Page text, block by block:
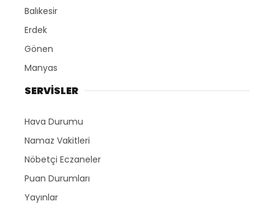
Balıkesir
Erdek
Gönen
Manyas
SERVİSLER
Hava Durumu
Namaz Vakitleri
Nöbetçi Eczaneler
Puan Durumları
Yayınlar